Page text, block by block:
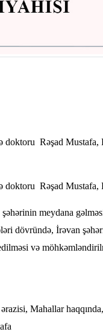
doktoru Rəşad Mustafa,
doktoru Rəşad Mustafa,
meydana
dövründə, İrəvan
və
Mahallar